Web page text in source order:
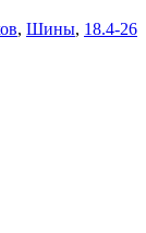
, Шины, 18.4-26